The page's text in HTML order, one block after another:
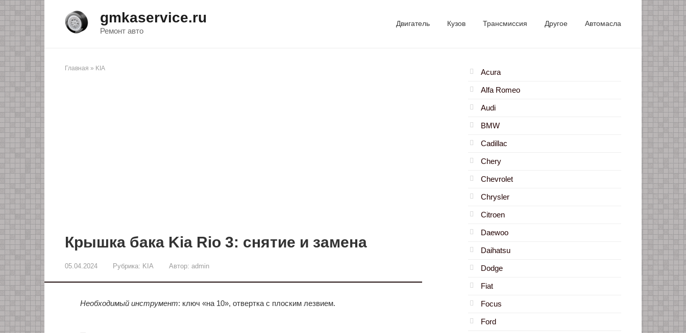
Перейти
к
контенту
gmkaservice.ru
Ремонт авто
Двигатель Кузов Трансмиссия Другое Автомасла
Главная » KIA
Крышка бака Kia Rio 3: снятие и замена
05.04.2024 Рубрика: KIA Автор: admin
Необходимый инструмент: ключ «на 10», отвертка с плоским лезвием.
Acura
Alfa Romeo
Audi
BMW
Cadillac
Chery
Chevrolet
Chrysler
Citroen
Daewoo
Daihatsu
Dodge
Fiat
Focus
Ford